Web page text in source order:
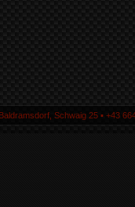
Schwaig 25 ▪ +43